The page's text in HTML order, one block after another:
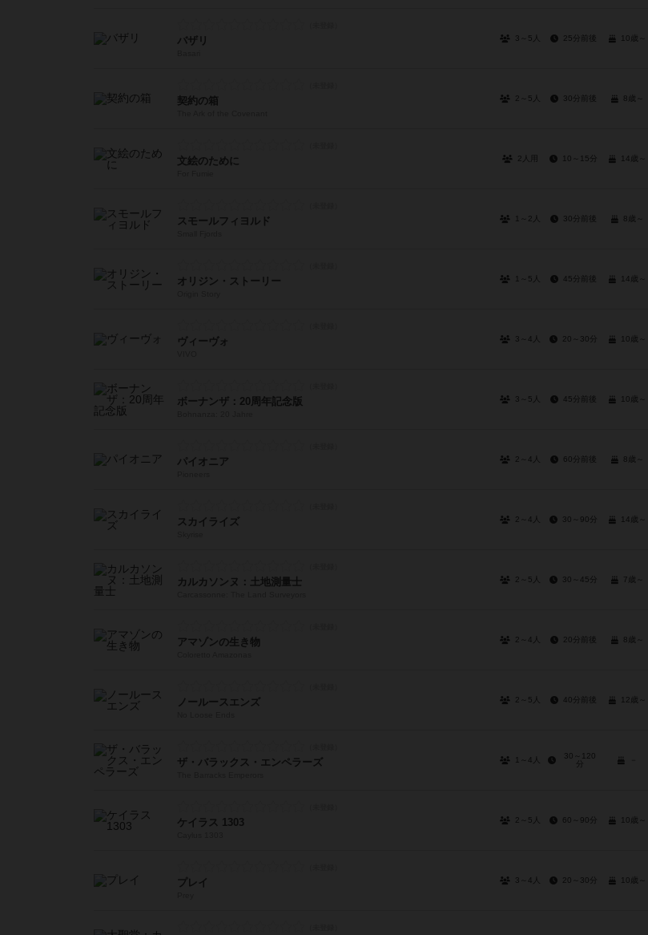
バザリ 3～5人 25分前後 10歳～
契約の箱 2～5人 30分前後 8歳～
文絵のために 2人用 10～15分 14歳～
スモールフィヨルド 1～2人 30分前後 8歳～
オリジン・ストーリー 1～5人 45分前後 14歳～
ヴィーヴォ 3～4人 20～30分 10歳～
ボーナンザ：20周年記念版 3～5人 45分前後 10歳～
パイオニア 2～4人 60分前後 8歳～
スカイライズ 2～4人 30～90分 14歳～
カルカソンヌ：土地測量士 2～5人 30～45分 7歳～
アマゾンの生き物 2～4人 20分前後 8歳～
ノールースエンズ 2～5人 40分前後 12歳～
ザ・バラックス・エンペラーズ 1～4人
30～120
分
ケイラス 1303 2～5人 60～90分 10歳～
プレイ 3～4人 20～30分 10歳～